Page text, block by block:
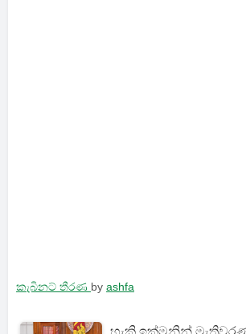
කැබිනට් තීරණ by ashfa